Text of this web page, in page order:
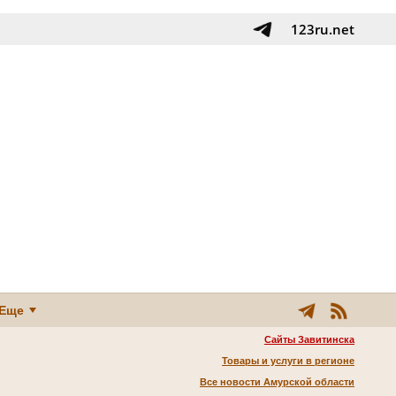
123ru.net
Еще
Сайты Завитинска
Товары и услуги в регионе
Все новости Амурской области